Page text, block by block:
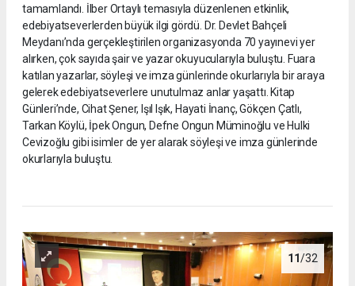
tamamlandı. İlber Ortaylı temasıyla düzenlenen etkinlik,
edebiyatseverlerden büyük ilgi gördü. Dr. Devlet Bahçeli
Meydanı’nda gerçekleştirilen organizasyonda 70 yayınevi yer
alırken, çok sayıda şair ve yazar okuyucularıyla buluştu. Fuara
katılan yazarlar, söyleşi ve imza günlerinde okurlarıyla bir araya
gelerek edebiyatseverlere unutulmaz anlar yaşattı. Kitap
Günleri’nde, Cihat Şener, Işıl Işık, Hayati İnanç, Gökçen Çatlı,
Tarkan Köylü, İpek Ongun, Defne Ongun Müminoğlu ve Hulki
Cevizoğlu gibi isimler de yer alarak söyleşi ve imza günlerinde
okurlarıyla buluştu.
11/32